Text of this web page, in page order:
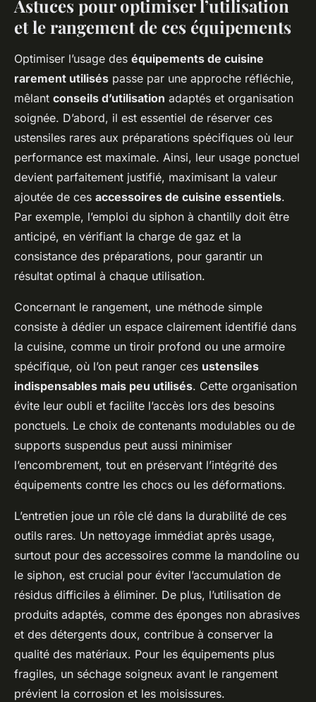
Astuces pour optimiser l’utilisation
et le rangement de ces équipements
Optimiser l’usage des équipements de cuisine
rarement utilisés passe par une approche réfléchie,
mêlant conseils d’utilisation adaptés et organisation
soignée. D’abord, il est essentiel de réserver ces
ustensiles rares aux préparations spécifiques où leur
performance est maximale. Ainsi, leur usage ponctuel
devient parfaitement justifié, maximisant la valeur
ajoutée de ces accessoires de cuisine essentiels.
Par exemple, l’emploi du siphon à chantilly doit être
anticipé, en vérifiant la charge de gaz et la
consistance des préparations, pour garantir un
résultat optimal à chaque utilisation.
Concernant le rangement, une méthode simple
consiste à dédier un espace clairement identifié dans
la cuisine, comme un tiroir profond ou une armoire
spécifique, où l’on peut ranger ces ustensiles
indispensables mais peu utilisés. Cette organisation
évite leur oubli et facilite l’accès lors des besoins
ponctuels. Le choix de contenants modulables ou de
supports suspendus peut aussi minimiser
l’encombrement, tout en préservant l’intégrité des
équipements contre les chocs ou les déformations.
L’entretien joue un rôle clé dans la durabilité de ces
outils rares. Un nettoyage immédiat après usage,
surtout pour des accessoires comme la mandoline ou
le siphon, est crucial pour éviter l’accumulation de
résidus difficiles à éliminer. De plus, l’utilisation de
produits adaptés, comme des éponges non abrasives
et des détergents doux, contribue à conserver la
qualité des matériaux. Pour les équipements plus
fragiles, un séchage soigneux avant le rangement
prévient la corrosion et les moisissures.